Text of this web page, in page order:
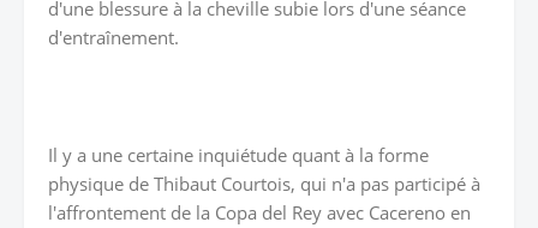
d'une blessure à la cheville subie lors d'une séance
d'entraînement.
Il y a une certaine inquiétude quant à la forme
physique de Thibaut Courtois, qui n'a pas participé à
l'affrontement de la Copa del Rey avec Cacereno en